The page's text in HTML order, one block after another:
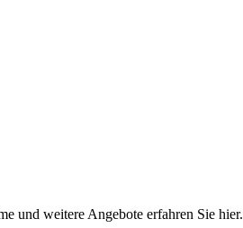
und weitere Angebote erfahren Sie hier.